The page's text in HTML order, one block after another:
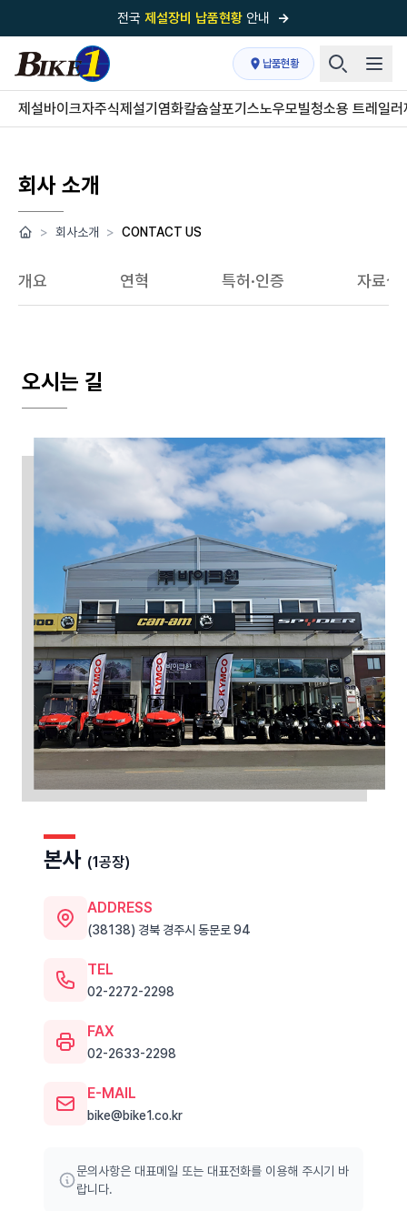
전국 제설장비 납품현황 안내 →
국내 1위 제설장비 제작 전문업체 (주)바이크원
제설 현장의 정답!다목적 차량의 표준!
전국제설장비 납품현황안내→
전국이 선택한
납품현황
제설바이크자주식제설기 염화칼슘살포기 스노우모빌청소용 트레일러
회사 소개
> 회사소개 > CONTACT US
개요 연혁 특허·인증 자료실
오시는 길
본사 (1공장)
ADDRESS
(38138) 경북 경주시 동문로 94
TEL
02-2272-2298
FAX
02-2633-2298
E-MAIL
bike@bike1.co.kr
문의사항은 대표메일 또는 대표전화를 이용해 주시기 바
랍니다.